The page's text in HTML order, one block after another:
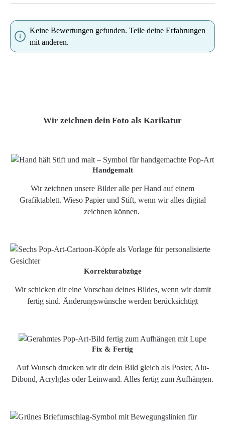
Keine Bewertungen gefunden. Teile deine Erfahrungen
mit anderen.
Wir zeichnen dein Foto als Karikatur
Handgemalt
Wir zeichnen unsere Bilder alle per Hand auf einem
Grafiktablett. Wieso Papier und Stift, wenn wir alles digital
zeichnen können.
Korrekturabzüge
Wir schicken dir eine Vorschau deines Bildes, wenn wir damit
fertig sind. Änderungswünsche werden berücksichtigt
Fix & Fertig
Auf Wunsch drucken wir dir dein Bild gleich als Poster, Alu-
Dibond, Acrylglas oder Leinwand. Alles fertig zum Aufhängen.